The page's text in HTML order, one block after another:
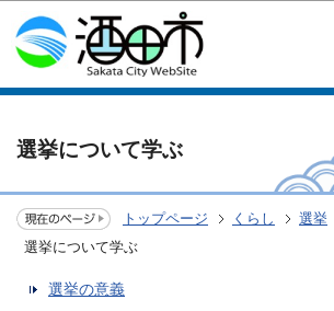
このページの本文へ移動
選挙について学ぶ
トップページ くらし
選挙
選挙について学ぶ
選挙の意義